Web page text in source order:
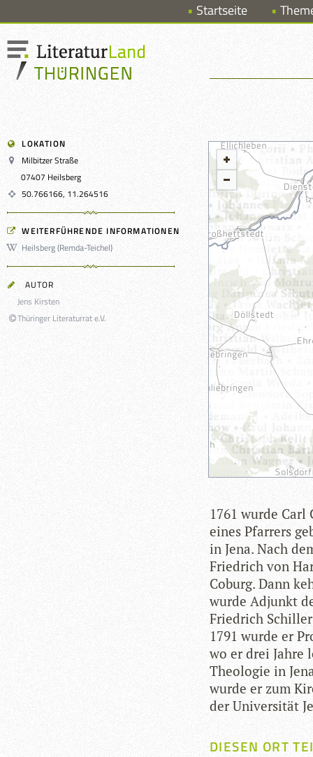
Startseite
LOKATION
Milbitzer Straße
07407 Heilsberg
50.766166, 11.264516
WEITERFÜHRENDE INFORMATIONEN
Heilsberg (Remda-Teichel)
AUTOR
Jens Kirsten
Thüringer Literaturrat e.V.
1761 wurde
eines Pfar­rers
in Jena. Nach
Fried­rich von
Coburg. Dann
wurde Adjunkt
Fried­rich
1791 wurde er
wo er drei Jahre
Theo­lo­gie in
wurde er zum
der Uni­ver­si­tät
DIESEN ORT